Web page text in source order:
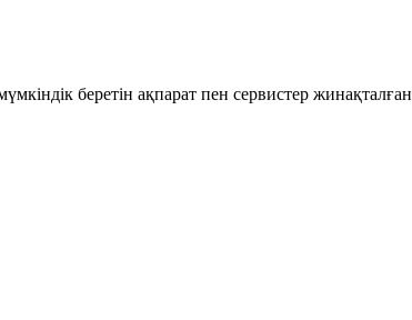
беретін ақпарат пен сервистер жинақталған